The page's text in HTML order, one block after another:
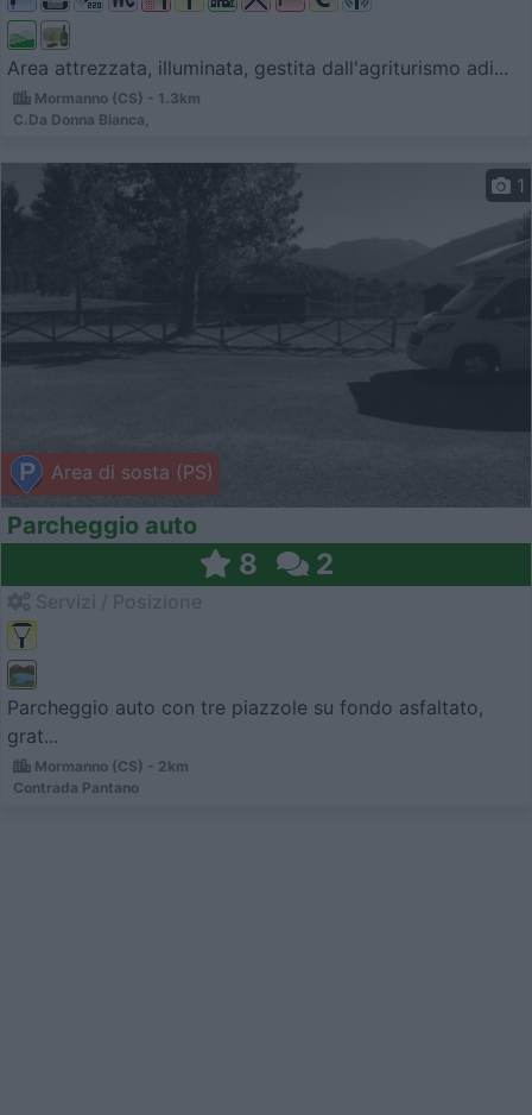
Area attrezzata, illuminata, gestita dall'agriturismo adi...
Mormanno (CS) - 1.3km
C.Da Donna Bianca,
Area di sosta (PS)
1
Parcheggio auto
8 2
Parcheggio auto con tre piazzole su fondo asfaltato,
grat...
Mormanno (CS) - 2km
Contrada Pantano